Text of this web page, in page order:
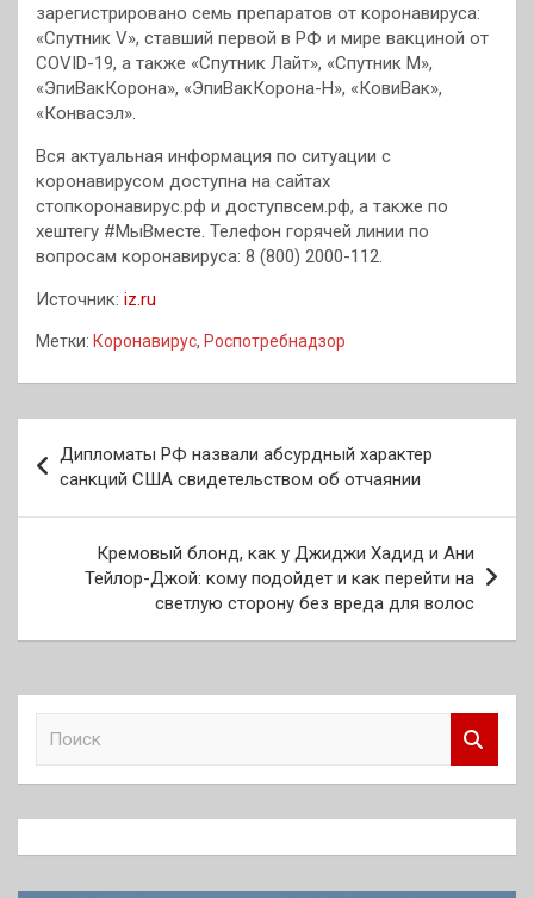
зарегистрировано семь препаратов от коронавируса:
«Спутник V», ставший первой в РФ и мире вакциной от
COVID-19, а также «Спутник Лайт», «Спутник М»,
«ЭпиВакКорона», «ЭпиВакКорона-Н», «КовиВак»,
«Конвасэл».
Вся актуальная информация по ситуации с
коронавирусом доступна на сайтах
стопкоронавирус.рф и доступвсем.рф, а также по
хештегу #МыВместе. Телефон горячей линии по
вопросам коронавируса: 8 (800) 2000-112.
Источник: iz.ru
Метки: Коронавирус, Роспотребнадзор
по
записям
Дипломаты РФ назвали абсурдный характер
санкций США свидетельством об отчаянии
Кремовый блонд, как у Джиджи Хадид и Ани
Тейлор-Джой: кому подойдет и как перейти на
светлую сторону без вреда для волос
к